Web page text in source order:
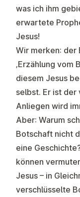
was ich ihm
erwartete
Jesus!
Wir merken: der
‚Erzählung vom
diesem Jesus
selbst. Er ist der
Anliegen wird
Aber: Warum
Botschaft nicht
eine
können
Jesus – in
verschlüsselte